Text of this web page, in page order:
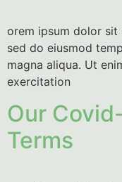
orem ipsum dolor sit
sed do eiusmod
magna aliqua. Ut
exercitation
Our
Terms